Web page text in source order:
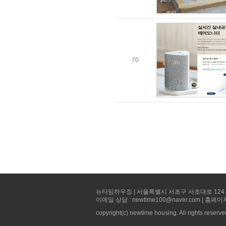
70
뉴타임하우징 | 서울특별시 서초구 서초대로
이메일 상담 : newtime100@naver.com | 홈페
copyright(c) newtime housing. All rights